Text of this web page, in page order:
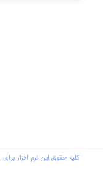
کليه حقوق اين نرم افزار برای